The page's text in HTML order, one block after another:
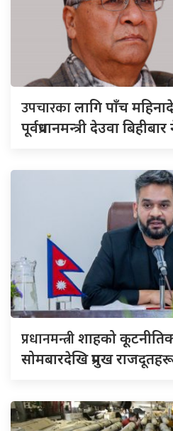
उपचारकालागि पाँच
पूर्वप्रधानमन्त्री देउवा
प्रधानमन्त्रीशाहको
सोमबारदेखि प्रमुख